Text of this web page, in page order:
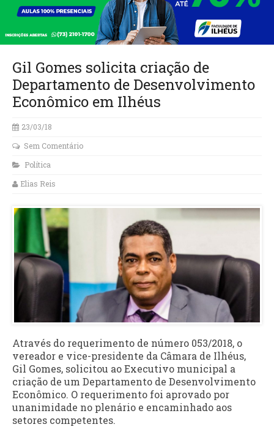
Gil Gomes solicita criação de
Departamento de Desenvolvimento
Econômico em Ilhéus
23/03/18
Sem Comentário
Política
Elias Reis
Através do requerimento de número 053/2018, o
vereador e vice-presidente da Câmara de Ilhéus,
Gil Gomes, solicitou ao Executivo municipal a
criação de um Departamento de Desenvolvimento
Econômico. O requerimento foi aprovado por
unanimidade no plenário e encaminhado aos
setores competentes.